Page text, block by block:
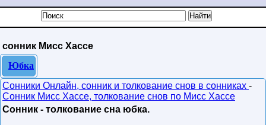
сонник Мисс Хассе
Юбка
Сонники Онлайн, сонник и толкование снов в сонниках -
Сонник Мисс Хассе, толкование снов по Мисс Хассе
Сонник - толкование сна юбка.